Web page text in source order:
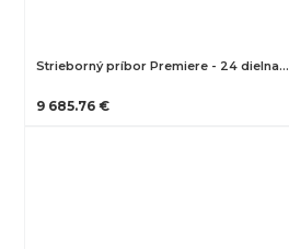
Strieborný príbor Premiere - 24 dielna…
9 685.76 €